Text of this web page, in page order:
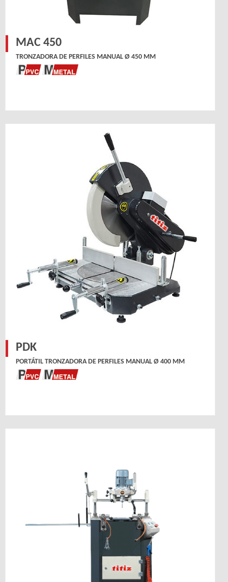
MAC 450
TRONZADORA DE PERFILES MANUAL Ø 450 MM
PDK
PORTÁTIL TRONZADORA DE PERFILES MANUAL Ø 400 MM